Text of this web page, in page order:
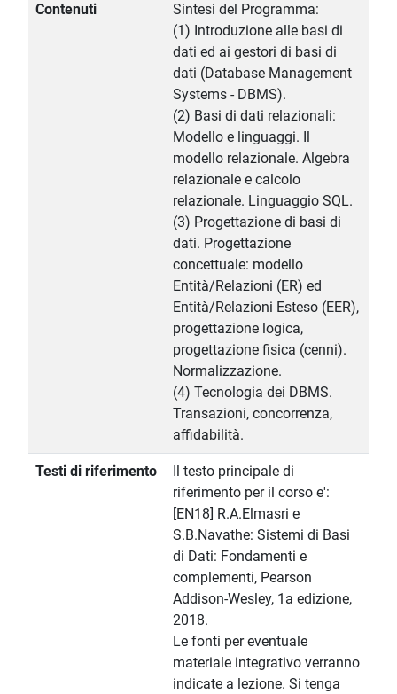
Contenuti
Sintesi del Programma:
(1) Introduzione alle basi di
dati ed ai gestori di basi di
dati (Database Management
Systems - DBMS).
(2) Basi di dati relazionali:
Modello e linguaggi. Il
modello relazionale. Algebra
relazionale e calcolo
relazionale. Linguaggio SQL.
(3) Progettazione di basi di
dati. Progettazione
concettuale: modello
Entità/Relazioni (ER) ed
Entità/Relazioni Esteso (EER),
progettazione logica,
progettazione fisica (cenni).
Normalizzazione.
(4) Tecnologia dei DBMS.
Transazioni, concorrenza,
affidabilità.
Testi di riferimento
Il testo principale di
riferimento per il corso e':
[EN18] R.A.Elmasri e
S.B.Navathe: Sistemi di Basi
di Dati: Fondamenti e
complementi, Pearson
Addison-Wesley, 1a edizione,
2018.
Le fonti per eventuale
materiale integrativo verranno
indicate a lezione. Si tenga